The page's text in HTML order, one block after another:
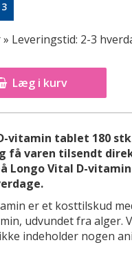
Læg i kurv
» Leveringstid: 2-3
vitamin tablet 180
få varen tilsendt
Longo Vital D-
er et kosttilskud
udvundet fra alger.
indeholder nogen